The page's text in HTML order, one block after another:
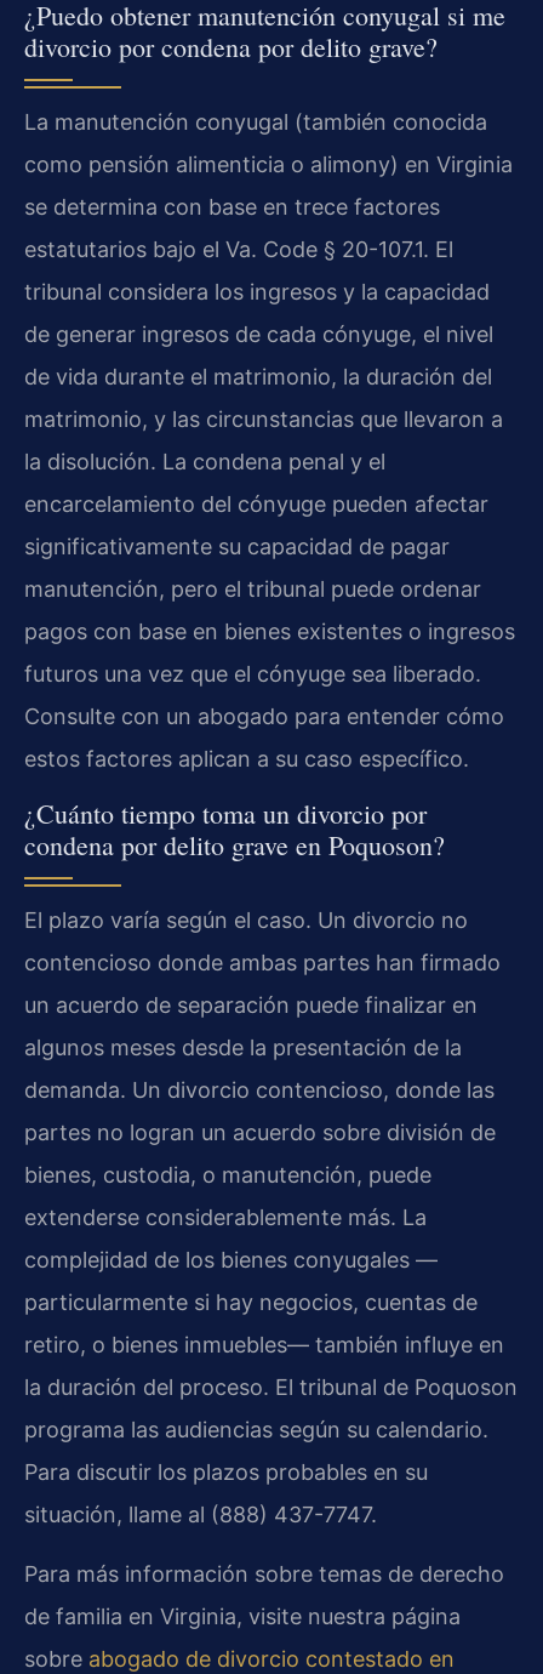
¿Puedo obtener manutención conyugal si me
divorcio por condena por delito grave?
La manutención conyugal (también conocida
como pensión alimenticia o alimony) en Virginia
se determina con base en trece factores
estatutarios bajo el Va. Code § 20-107.1. El
tribunal considera los ingresos y la capacidad
de generar ingresos de cada cónyuge, el nivel
de vida durante el matrimonio, la duración del
matrimonio, y las circunstancias que llevaron a
la disolución. La condena penal y el
encarcelamiento del cónyuge pueden afectar
significativamente su capacidad de pagar
manutención, pero el tribunal puede ordenar
pagos con base en bienes existentes o ingresos
futuros una vez que el cónyuge sea liberado.
Consulte con un abogado para entender cómo
estos factores aplican a su caso específico.
¿Cuánto tiempo toma un divorcio por
condena por delito grave en Poquoson?
El plazo varía según el caso. Un divorcio no
contencioso donde ambas partes han firmado
un acuerdo de separación puede finalizar en
algunos meses desde la presentación de la
demanda. Un divorcio contencioso, donde las
partes no logran un acuerdo sobre división de
bienes, custodia, o manutención, puede
extenderse considerablemente más. La
complejidad de los bienes conyugales —
particularmente si hay negocios, cuentas de
retiro, o bienes inmuebles— también influye en
la duración del proceso. El tribunal de Poquoson
programa las audiencias según su calendario.
Para discutir los plazos probables en su
situación, llame al (888) 437-7747.
Para más información sobre temas de derecho
de familia en Virginia, visite nuestra página
sobre abogado de divorcio contestado en